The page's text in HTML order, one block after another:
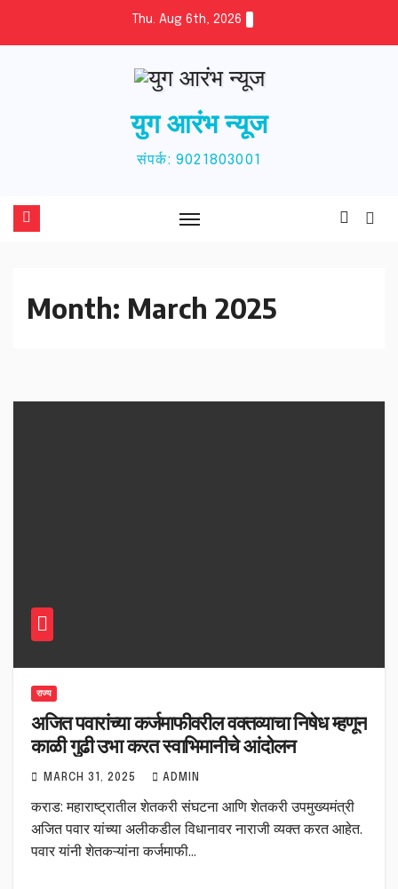
Thu. Aug 6th, 2026
युग आरंभ न्यूज
संपर्क: 9021803001
Month: March 2025
राज्य
अजित पवारांच्या कर्जमाफीवरील वक्तव्याचा निषेध म्हणून
काळी गुढी उभा करत स्वाभिमानीचे आंदोलन
MARCH 31, 2025 ADMIN
कराड: महाराष्ट्रातील शेतकरी संघटना आणि शेतकरी उपमुख्यमंत्री
अजित पवार यांच्या अलीकडील विधानावर नाराजी व्यक्त करत आहेत.
पवार यांनी शेतकऱ्यांना कर्जमाफी…